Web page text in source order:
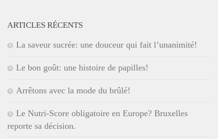
ARTICLES RÉCENTS
La saveur sucrée: une douceur qui fait l’unanimité!
Le bon goût: une histoire de papilles!
Arrêtons avec la mode du brûlé!
Le Nutri-Score obligatoire en Europe? Bruxelles
reporte sa décision.